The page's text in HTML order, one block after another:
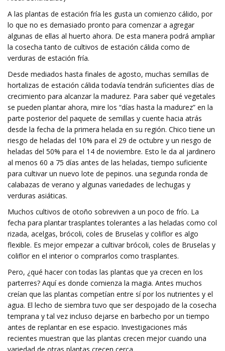
A las plantas de estación fría les gusta un comienzo cálido, por
lo que no es demasiado pronto para comenzar a agregar
algunas de ellas al huerto ahora. De esta manera podrá ampliar
la cosecha tanto de cultivos de estación cálida como de
verduras de estación fría.
Desde mediados hasta finales de agosto, muchas semillas de
hortalizas de estación cálida todavía tendrán suficientes días de
crecimiento para alcanzar la madurez. Para saber qué vegetales
se pueden plantar ahora, mire los “días hasta la madurez” en la
parte posterior del paquete de semillas y cuente hacia atrás
desde la fecha de la primera helada en su región. Chico tiene un
riesgo de heladas del 10% para el 29 de octubre y un riesgo de
heladas del 50% para el 14 de noviembre. Esto le da al jardinero
al menos 60 a 75 días antes de las heladas, tiempo suficiente
para cultivar un nuevo lote de pepinos. una segunda ronda de
calabazas de verano y algunas variedades de lechugas y
verduras asiáticas.
Muchos cultivos de otoño sobreviven a un poco de frío. La
fecha para plantar trasplantes tolerantes a las heladas como col
rizada, acelgas, brócoli, coles de Bruselas y coliflor es algo
flexible. Es mejor empezar a cultivar brócoli, coles de Bruselas y
coliflor en el interior o comprarlos como trasplantes.
Pero, ¿qué hacer con todas las plantas que ya crecen en los
parterres? Aquí es donde comienza la magia. Antes muchos
creían que las plantas competían entre sí por los nutrientes y el
agua. El lecho de siembra tuvo que ser despojado de la cosecha
temprana y tal vez incluso dejarse en barbecho por un tiempo
antes de replantar en ese espacio. Investigaciones más
recientes muestran que las plantas crecen mejor cuando una